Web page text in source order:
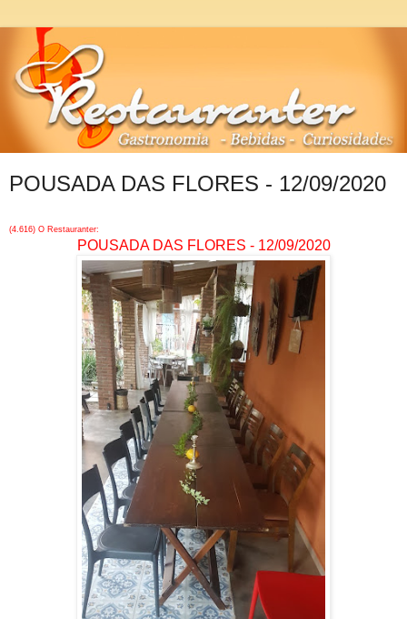
POUSADA DAS FLORES - 12/09/2020
(4.616) O Restauranter:
POUSADA DAS FLORES - 12/09/2020